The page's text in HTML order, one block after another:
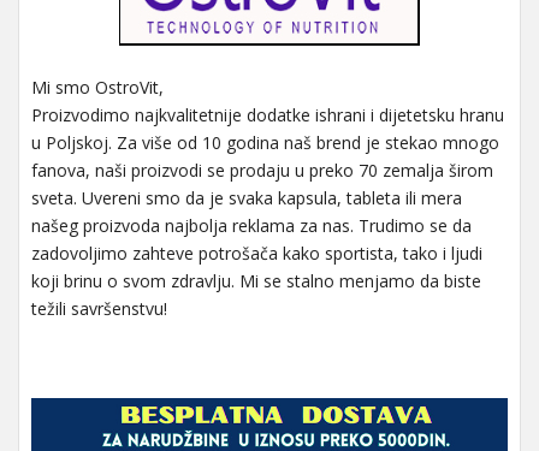
Mi smo OstroVit,
Proizvodimo najkvalitetnije dodatke ishrani i dijetetsku hranu
u Poljskoj. Za više od 10 godina naš brend je stekao mnogo
fanova, naši proizvodi se prodaju u preko 70 zemalja širom
sveta. Uvereni smo da je svaka kapsula, tableta ili mera
našeg proizvoda najbolja reklama za nas. Trudimo se da
zadovoljimo zahteve potrošača kako sportista, tako i ljudi
koji brinu o svom zdravlju. Mi se stalno menjamo da biste
težili savršenstvu!